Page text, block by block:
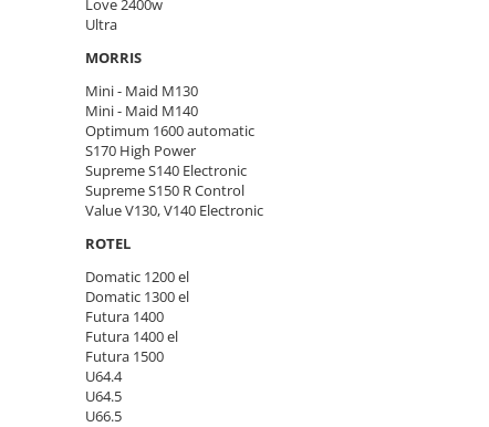
Love 2400w
Ultra
MORRIS
Mini - Maid M130
Mini - Maid M140
Optimum 1600 automatic
S170 High Power
Supreme S140 Electronic
Supreme S150 R Control
Value V130, V140 Electronic
ROTEL
Domatic 1200 el
Domatic 1300 el
Futura 1400
Futura 1400 el
Futura 1500
U64.4
U64.5
U66.5